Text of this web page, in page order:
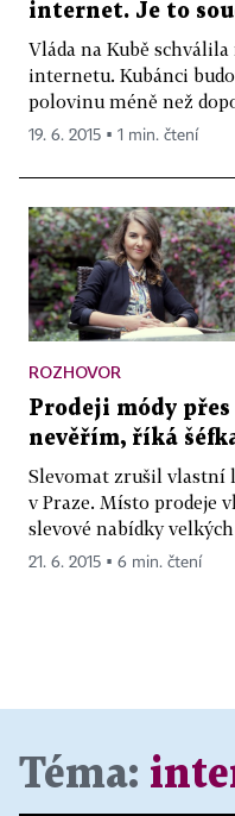
internet. Je to
Vláda na Kubě
internetu. Kubánci
polovinu méně než
19. 6. 2015 ▪ 1 min. čtení
ROZHOVOR
Prodeji módy
nevěřím, říká
Slevomat zrušil vlastní
v Praze. Místo prodeje
slevové nabídky
21. 6. 2015 ▪ 6 min. čtení
Téma: